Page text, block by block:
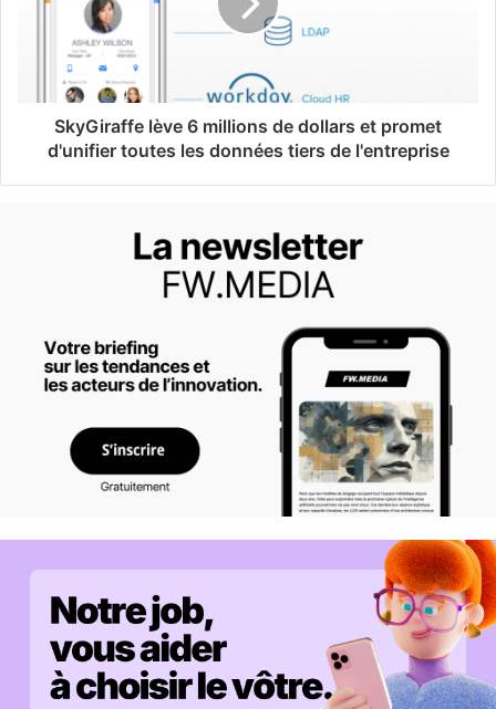
SkyGiraffe lève 6 millions de dollars et promet
d'unifier toutes les données tiers de l'entreprise